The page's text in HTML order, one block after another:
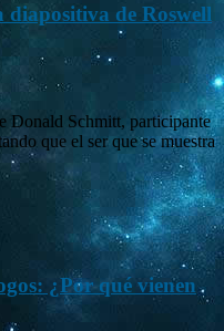
diapositiva de Roswell
Donald Schmitt, participante
que el ser que se muestra
¿Por qué vienen